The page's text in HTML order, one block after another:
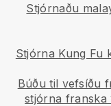
Stjórnaðu
Stjórna Kung Fu
Búðu til vefsíðu
stjórna franska